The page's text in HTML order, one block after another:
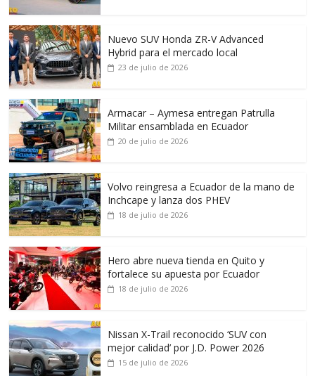
Nuevo SUV Honda ZR-V Advanced
Hybrid para el mercado local
23 de julio de 2026
Armacar – Aymesa entregan Patrulla
Militar ensamblada en Ecuador
20 de julio de 2026
Volvo reingresa a Ecuador de la mano de
Inchcape y lanza dos PHEV
18 de julio de 2026
Hero abre nueva tienda en Quito y
fortalece su apuesta por Ecuador
18 de julio de 2026
Nissan X-Trail reconocido ‘SUV con
mejor calidad’ por J.D. Power 2026
15 de julio de 2026